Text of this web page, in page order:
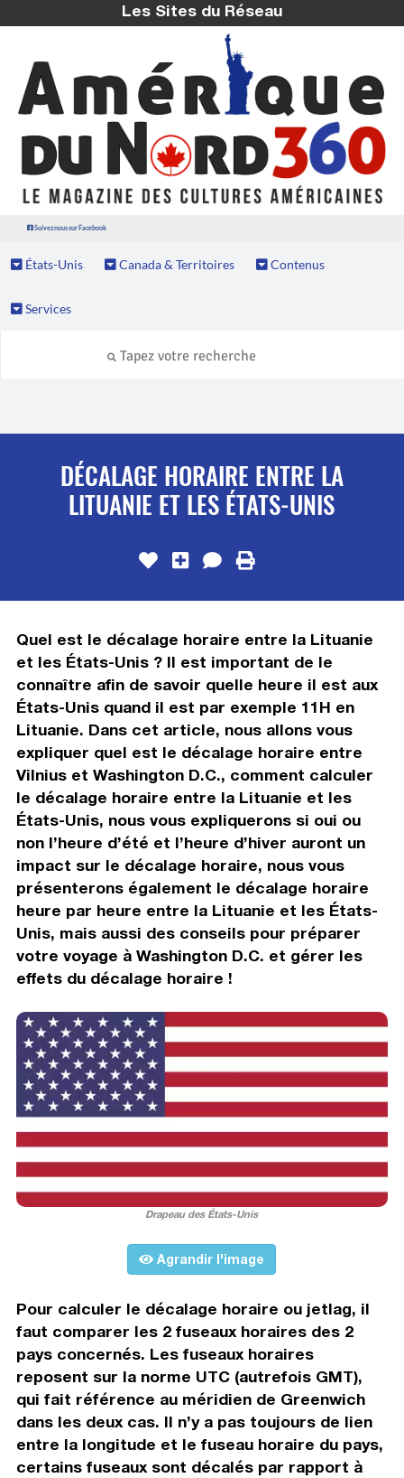
Les Sites du Réseau
Suivez nous sur Facebook
États-Unis Canada & Territoires Contenus
Services
DÉCALAGE HORAIRE ENTRE LA
LITUANIE ET LES ÉTATS-UNIS
Quel est le décalage horaire entre la Lituanie
et les États-Unis ? Il est important de le
connaître afin de savoir quelle heure il est aux
États-Unis quand il est par exemple 11H en
Lituanie. Dans cet article, nous allons vous
expliquer quel est le décalage horaire entre
Vilnius et Washington D.C., comment calculer
le décalage horaire entre la Lituanie et les
États-Unis, nous vous expliquerons si oui ou
non l’heure d’été et l’heure d’hiver auront un
impact sur le décalage horaire, nous vous
présenterons également le décalage horaire
heure par heure entre la Lituanie et les États-
Unis, mais aussi des conseils pour préparer
votre voyage à Washington D.C. et gérer les
effets du décalage horaire !
Drapeau des États-Unis
Agrandir l'image
Pour calculer le décalage horaire ou jetlag, il
faut comparer les 2 fuseaux horaires des 2
pays concernés. Les fuseaux horaires
reposent sur la norme UTC (autrefois GMT),
qui fait référence au méridien de Greenwich
dans les deux cas. Il n’y a pas toujours de lien
entre la longitude et le fuseau horaire du pays,
certains fuseaux sont décalés par rapport à